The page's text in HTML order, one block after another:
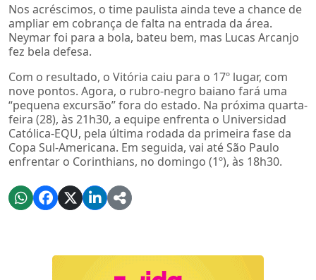
Nos acréscimos, o time paulista ainda teve a chance de
ampliar em cobrança de falta na entrada da área.
Neymar foi para a bola, bateu bem, mas Lucas Arcanjo
fez bela defesa.
Com o resultado, o Vitória caiu para o 17º lugar, com
nove pontos. Agora, o rubro-negro baiano fará uma
“pequena excursão” fora do estado. Na próxima quarta-
feira (28), às 21h30, a equipe enfrenta o Universidad
Católica-EQU, pela última rodada da primeira fase da
Copa Sul-Americana. Em seguida, vai até São Paulo
enfrentar o Corinthians, no domingo (1º), às 18h30.